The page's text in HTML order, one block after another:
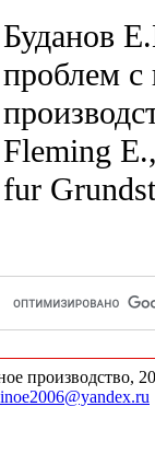
Буданов
проблем
Fleming
fur
производство,